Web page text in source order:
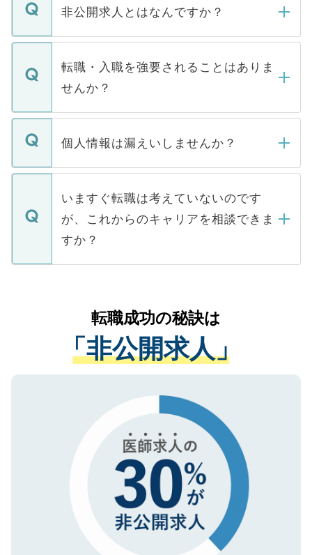
登録内容を確認し、その後メールもしくは
ます。通常、5営業日以内にはご連絡をせて
いただきますので、しばらくお待ちくださ
非公開求人とはなんですか？
マイナビDOCTORで取り扱っている求人の
うち約3割は、Webサイトからご覧いただ
けない「非公開求人」です。非公開求人は
下記の理由によって、一般には公開してい
ません。
■応募殺到を避けるため 人気のある医療機
関を公にしてしまうと、応募が殺到する場
に、医療機関が求める条件に合った人材の
みを人材紹介会社に依頼するケースが増え
ています。
転職・入職を強要されることはありま
せんか？
転職・入職を強要することは一切ありませ
ん。また、仮に応募先から内定をいただい
定を承諾する必要はありません。内定先へ
の辞退の連絡はキャリアパートナーが行い
個人情報は漏えいしませんか？
個人情報が漏えいすることはありませんの
で、ご安心ください。当サイトからの登録
などで収集したご登録者様の個人情報は、
ご本人のキャリアアップおよび転職活動の
支援を目的に使用いたします。お預かりし
ているすべての個人データはご本人の許可
は、個人情報の取り扱いについての厳密な
管理基準を満たした事業者のみに付与され
る、プライバシーマークを取得済みです。
で、機密保持に関してもご安心ください。
いますぐ転職は考えていないのです
が、これからのキャリアを相談できま
すか？
かがいして、現在の医療機関の状況や紹介
経験をまじえながら、適切なアドバイスを
させていただきます。すぐにご転職をされ
ない方には、長期的なサポートが可能です
ので、まずはご登録ください。
転職成功の秘訣は
「非公開求人」